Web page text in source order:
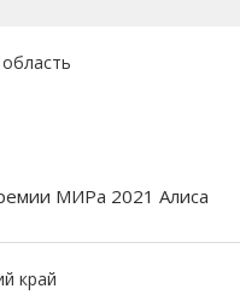
МИРа 2021 Алиса
край